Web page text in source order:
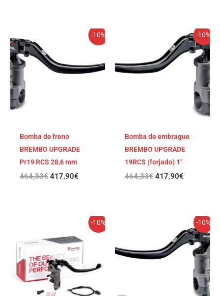
-10%
Bomba de freno
BREMBO UPGRADE
Pr19 RCS 28,6 mm
464,33€
era:
464,33€.
417,90€
precio
417,90€.
-10%
Bomba de embrague
BREMBO UPGRADE
19RCS (forjado) 1″
464,33€
precio
original
era:
464,33€.
417,90€
El
precio
actual
417,90€.
-10%
original
era:
433,36€.
precio
actual
es:
390,02€.
-10%
original
era:
433,36€.
precio
actual
es:
390,02€.